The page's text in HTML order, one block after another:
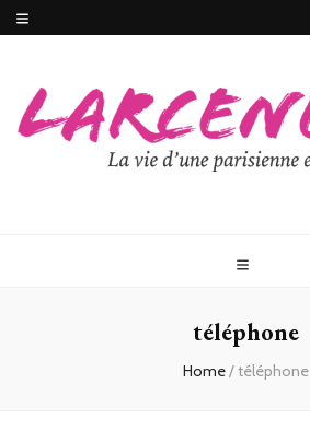
téléphone
Home/téléphone